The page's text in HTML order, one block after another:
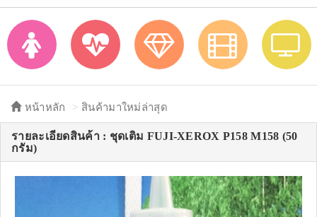
หน้าหลัก สินค้ามาใหม่ล่าสุด
รายละเอียดสินค้า : ชุดเติม FUJI-XEROX P158 M158 (50
กรัม)